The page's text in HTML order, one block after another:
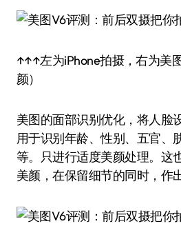
↑↑↑左为iPhone拍摄，右为美
颜）
美图的面部识别优化，将人脸
用于识别年龄、性别、五官、
等。只进行适度美颜处理。这
美颜，在保留细节的同时，作